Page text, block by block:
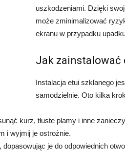
uszkodzeniami. Dzięki
może zminimalizować
ekranu w przypadku
Jak zainstalować
Instalacja etui szklanego
samodzielnie. Oto kilka
kurz, tłuste plamy i inne
i wyjmij je ostrożnie.
je do odpowiednich